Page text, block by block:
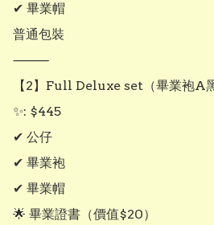
✔ 畢業帽
普通包裝
⸻
【2】Full Deluxe set（畢業袍A
✨: $445
✔ 公仔
✔ 畢業袍
✔ 畢業帽
🌟 畢業證書（價值$20）